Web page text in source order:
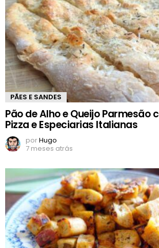
PÃES E SANDES
Pão de Alho e Queijo Parmesão
Pizza e Especiarias Italianas
porHugo
7 meses atrás